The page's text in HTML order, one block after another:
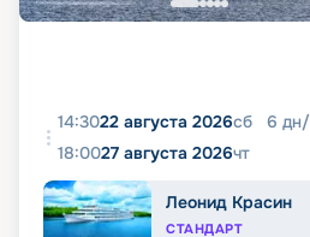
14:3022 августа 2026сб 6 дн/
18:0027 августа 2026чт
Леонид Красин
СТАНДАРТ